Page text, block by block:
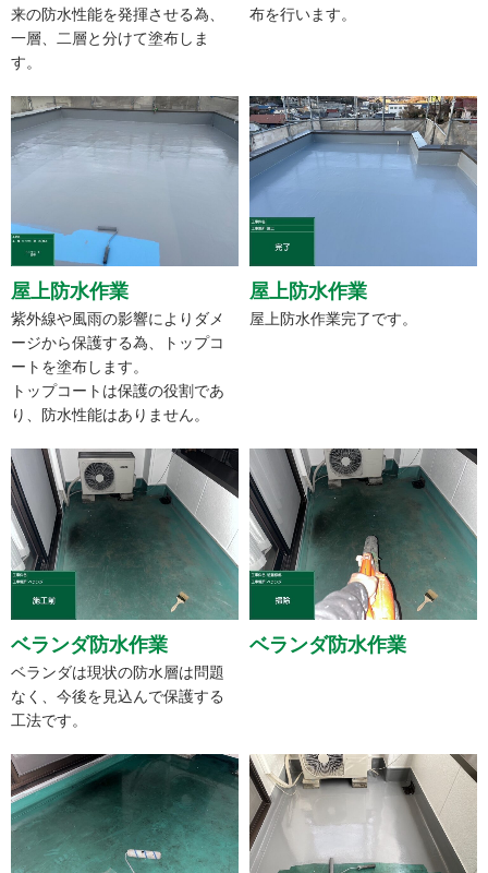
来の防水性能を発揮させる為、
一層、二層と分けて塗布しま
す。
布を行います。
屋上防水作業
紫外線や風雨の影響によりダメ
ージから保護する為、トップコ
ートを塗布します。
トップコートは保護の役割であ
り、防水性能はありません。
屋上防水作業
屋上防水作業完了です。
ベランダ防水作業
ベランダは現状の防水層は問題
なく、今後を見込んで保護する
工法です。
ベランダ防水作業